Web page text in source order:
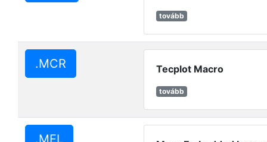
tovább
.MCR Tecplot Macro
tovább
.MEL